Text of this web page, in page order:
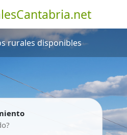
rurales disponibles